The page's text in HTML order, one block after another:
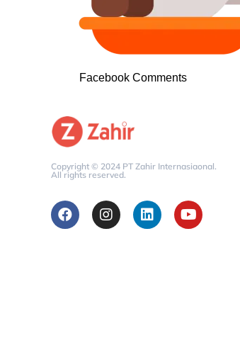
Facebook Comments
Copyright © 2024 PT Zahir Internasiaonal.
All rights reserved.